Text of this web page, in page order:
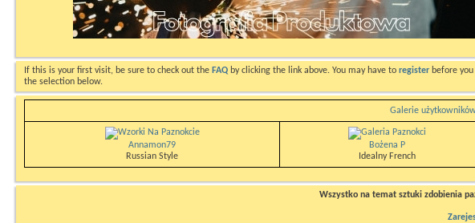
If this is your first visit, be sure to check out the FAQ by clicking the link above. You may have to register before
the selection below.
Galerie
Annamon79
Russian Style
Bożena P
Idealny French
Wszystko na temat sztuki zdobienia